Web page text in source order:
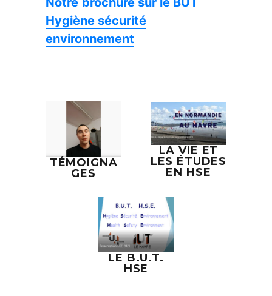
Hygiène sécurité
environnement
TÉMOIGNA
GES
LA VIE ET
LES ÉTUDES
EN HSE
LE B.U.T.
HSE